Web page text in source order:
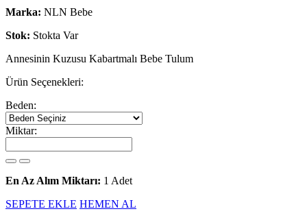
Marka: NLN Bebe
Stok: Stokta Var
Annesinin Kuzusu Kabartmalı Bebe Tulum
Ürün Seçenekleri:
Beden:
Miktar:
En Az Alım Miktarı: 1 Adet
SEPETE EKLE HEMEN AL